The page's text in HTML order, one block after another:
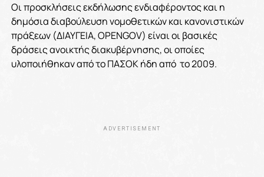
Οι προσκλήσεις εκδήλωσης ενδιαφέροντος και η
δημόσια διαβούλευση νομοθετικών και κανονιστικών
πράξεων (ΔΙΑΥΓΕΙΑ, OPENGOV) είναι οι βασικές
δράσεις ανοικτής διακυβέρνησης, οι οποίες
υλοποιήθηκαν από το ΠΑΣΟΚ ήδη από το 2009.
ADVERTISEMENT